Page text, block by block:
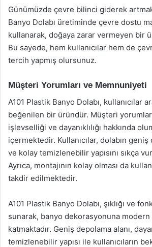
Günümüzde çevre bilinci giderek
Banyo Dolabı üretiminde çevre dostu
kullanarak, doğaya zarar vermeyen bir
Bu sayede, hem kullanıcılar hem de
tercih yapmış olursunuz.
Müşteri Yorumları ve Memnuniyeti
A101 Plastik Banyo Dolabı, kullanıcılar
beğenilen bir üründür. Müşteri
işlevselliği ve dayanıklılığı hakkında
içermektedir. Kullanıcılar, dolabın geniş
ve kolay temizlenebilir yapısını sıkça
Ayrıca, montajının kolay olması da
takdir edilmektedir.
A101 Plastik Banyo Dolabı, şıklığı ve
sunarak, banyo dekorasyonuna
katmaktadır. Geniş depolama alanı,
temizlenebilir yapısı ile kullanıcıların